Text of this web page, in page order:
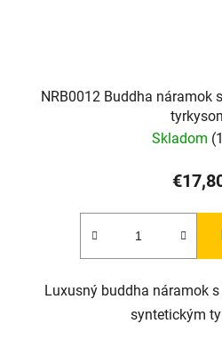
NRB0012 Buddha náramok
Skladom
Luxusný buddha náramok
syntetickým